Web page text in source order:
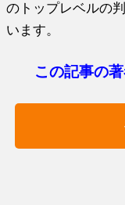
のトップレベルの
います。
この記事の